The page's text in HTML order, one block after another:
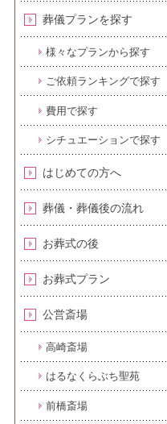
葬儀プランを探す
様々なプランから探す
ご依頼ランキングで探す
費用で探す
シチュエーションで探す
はじめての方へ
葬儀・葬儀後の流れ
お葬式の後
お葬式プラン
公営斎場
高崎斎場
はるなくらぶち聖苑
前橋斎場